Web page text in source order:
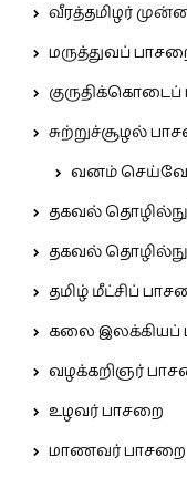
வீரத்தமிழர்
மருத்துவப்
சுற்றுச்சூழல்
வனம்
தகவல்
தகவல்
தமிழ் மீட்சிப்
கலை இலக்கியப்
வழக்கறிஞர்
உழவர் பாசறை
மாணவர் பாசறை